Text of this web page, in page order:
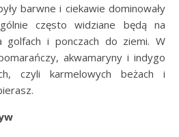
barwne i ciekawie dominowały
często widziane będą na
golfach i ponczach do ziemi. W
akwamaryny i indygo
czyli karmelowych beżach i